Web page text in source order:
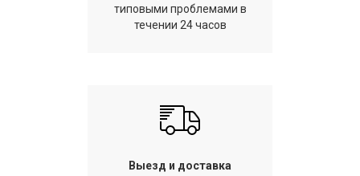
типовыми проблемами в
течении 24 часов
Выезд и доставка